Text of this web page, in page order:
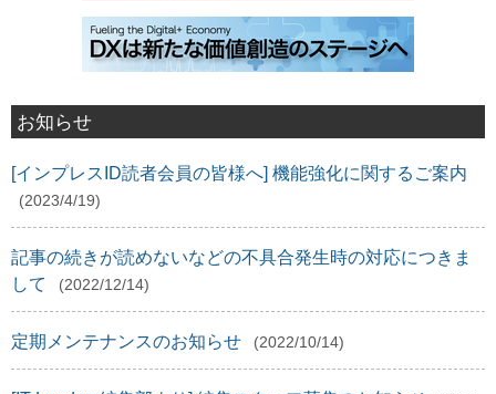
お知らせ
[インプレスID読者会員の皆様へ] 機能強化に関するご案内
(2023/4/19)
記事の続きが読めないなどの不具合発生時の対応につきま
して
(2022/12/14)
定期メンテナンスのお知らせ (2022/10/14)